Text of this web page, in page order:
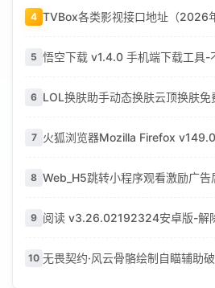
4 TVBox各类影视接口地址（2026
5 悟空下载 v1.4.0 手机端下载工具-
6 LOL换肤助手动态换肤云顶换肤免
7 火狐浏览器Mozilla Firefox
8 Web_H5跳转小程序观看激励广告
9 阅读 v3.26.02192324安卓版-解
10 无畏契约·风云骨骼绘制自瞄辅助